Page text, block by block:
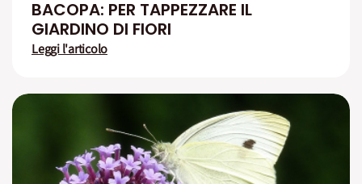
BACOPA: PER TAPPEZZARE IL
GIARDINO DI FIORI
Leggi l'articolo